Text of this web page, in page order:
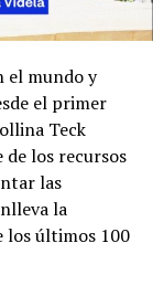
el mundo y
el primer
Teck
los recursos
las
la
los últimos 100